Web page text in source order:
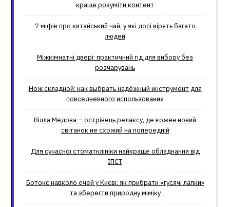
краще розуміти контент
7 міфів про китайський чай, у які досі вірять багато
людей
Міжкімнатні двері: практичний гід для вибору без
розчарувань
Нож складной: как выбрать надёжный инструмент для
повседневного использования
Вілла Медова – острівець релаксу, де кожен новий
світанок не схожий на попередній
Для сучасної стоматклініки найкраще обладнання від
ІПСТ
Ботокс навколо очей у Києві: як прибрати «гусячі лапки»
та зберегти природну міміку